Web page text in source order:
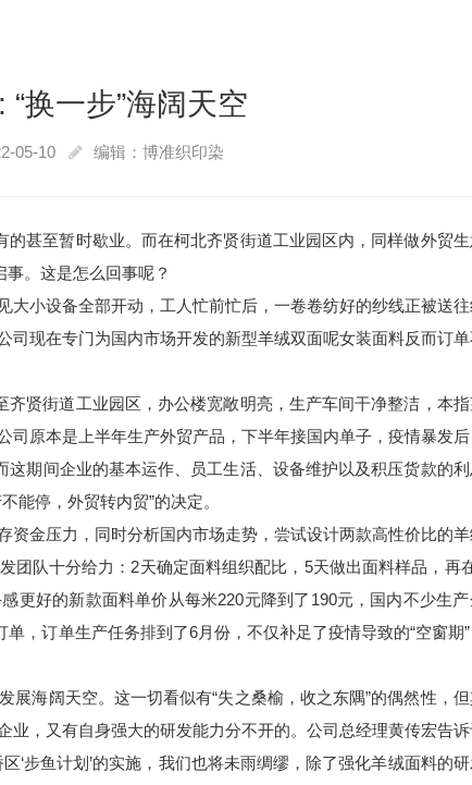
“换一步”海阔天空
05-10 编辑：博准织印染
的甚至暂时歇业。而在柯北齐贤街道工业园区内，同样做外贸
。这是怎么回事呢？
大小设备全部开动，工人忙前忙后，一卷卷纺好的纱线正被送
现在专门为国内市场开发的新型羊绒双面呢女装面料反而订单
齐贤街道工业园区，办公楼宽敞明亮，生产车间干净整洁，本
原本是上半年生产外贸产品，下半年接国内单子，疫情暴发
期间企业的基本运作、员工生活、设备维护以及积压货款的利
能停，外贸转内贸”的决定。
资金压力，同时分析国内市场走势，尝试设计两款高性价比的
团队十分给力：2天确定面料组织配比，5天做出面料样品，再
更好的新款面料单价从每米220元降到了190元，国内不少生
，订单生产任务排到了6月份，不仅补足了疫情导致的“空窗期
展海阔天空。这一切看似有“失之桑榆，收之东隅”的偶然性，
，又有自身强大的研发能力分不开的。公司总经理黄传宏告诉
‘步鱼计划’的实施，我们也将未雨绸缪，除了强化羊绒面料的